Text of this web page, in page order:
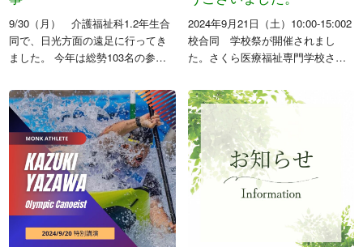
9/30（月） 介護福祉科1.2年生合
同で、日光方面の遠足に行ってき
ました。 今年は総勢103名の参
候にも恵まれました。 本校は留学
生の受け入れを行っており、毎年
多くの入学があります。留学生
[…]
2024年9月21日（土）10:00-15:002
校合同 学校祭が開催されまし
た。さくら医療福祉専門学校さく
お客様にお越しいただき、大いに
盛り上がる事ができました。⁡清原
空手道スポーツクラブ […]